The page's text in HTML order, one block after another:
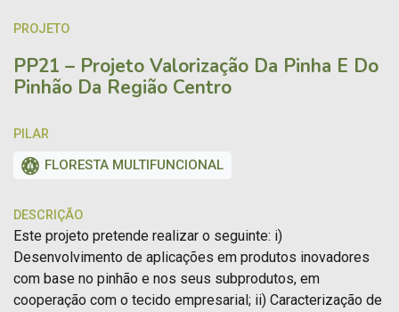
PROJETO
PP21 – Projeto Valorização Da Pinha E Do
Pinhão Da Região Centro
PILAR
FLORESTA MULTIFUNCIONAL
DESCRIÇÃO
Este projeto pretende realizar o seguinte: i)
Desenvolvimento de aplicações em produtos inovadores
com base no pinhão e nos seus subprodutos, em
cooperação com o tecido empresarial; ii) Caracterização de